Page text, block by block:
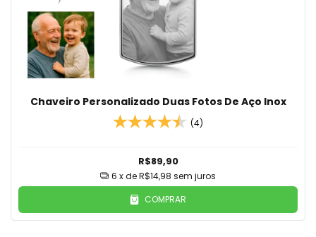
Chaveiro Personalizado Duas Fotos De Aço Inox
(4)
R$89,90
6 x deR$14,98 sem juros
COMPRAR